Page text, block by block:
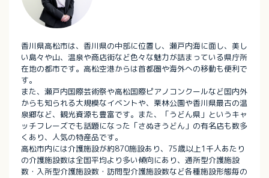
香川県高松市は、香川県の中部に位置し、瀬戸内海に面し、美し
い島々や山、温泉や商店街など色々な魅力が詰まっている県庁所
在地の都市です。高松空港からは首都圏や海外への移動も便利で
す。
また、瀬戸内国際芸術祭や高松国際ピアノコンクールなど国内外
からも知られる大規模なイベントや、栗林公園や香川県最古の温
泉郷など、観光資源も豊富です。また、「うどん県」というキャ
ッチフレーズでも話題になった「さぬきうどん」の有名店も数多
くあり、人気の特産品です。
高松市内には介護施設が約870施設あり、75歳以上1千人あたり
の介護施設数は全国平均より多い傾向にあり、通所型介護施設
数・入所型介護施設数・訪問型介護施設数など各種施設形態毎の